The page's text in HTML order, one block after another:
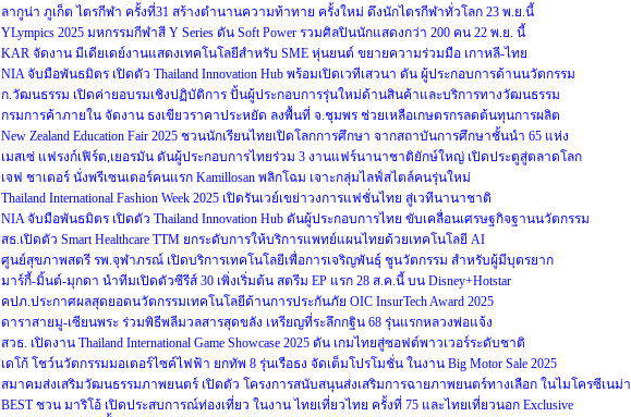
ลากูน่า ภูเก็ต ไตรกีฬา ครั้งที่31 สร้างตำนานความท้าทาย ครั้งใหม่ ดึงนักไตรกีฬาทั่วโลก 23 พ.ย.นี้
YLympics 2025 มหกรรมกีฬาสี Y Series ดัน Soft Power รวมศิลปินนักแสดงกว่า 200 คน 22 พ.ย. นี้
KAR จัดงาน มีเดียเดย์งานแสดงเทคโนโลยีสำหรับ SME หุ่นยนต์ ขยายความร่วมมือ เกาหลี-ไทย
NIA จับมือพันธมิตร เปิดตัว Thailand Innovation Hub พร้อมเปิดเวทีเสวนา ดัน ผู้ประกอบการด้านนวัตกรรม
ก.วัฒนธรรม เปิดค่ายอบรมเชิงปฏิบัติการ ปั้นผู้ประกอบการรุ่นใหม่ด้านสินค้าและบริการทางวัฒนธรรม
กรมการค้าภายใน จัดงาน ธงเขียวราคาประหยัด ลงพื้นที่ จ.ชุมพร ช่วยเหลือเกษตรกรลดต้นทุนการผลิต
New Zealand Education Fair 2025 ชวนนักเรียนไทยเปิดโลกการศึกษา จากสถาบันการศึกษาชั้นนำ 65 แห่ง
เมสเซ่ แฟรงก์เฟิร์ต,เยอรมัน ดันผู้ประกอบการไทยร่วม 3 งานแฟร์นานาชาติยักษ์ใหญ่ เปิดประตูสู่ตลาดโลก
เจฟ ชาเตอร์ นั่งพรีเซนเตอร์คนแรก Kamillosan พลิกโฉม เจาะกลุ่มไลฟ์สไตล์คนรุ่นใหม่
Thailand International Fashion Week 2025 เปิดรันเวย์เขย่าวงการแฟชั่นไทย สู่เวทีนานาชาติ
NIA จับมือพันธมิตร เปิดตัว Thailand Innovation Hub ดันผู้ประกอบการไทย ขับเคลื่อนเศรษฐกิจฐานนวัตกรรม
สธ.เปิดตัว Smart Healthcare TTM ยกระดับการให้บริการแพทย์แผนไทยด้วยเทคโนโลยี AI
ศูนย์สุขภาพสตรี รพ.จุฬาภรณ์ เปิดบริการเทคโนโลยีเพื่อการเจริญพันธุ์ ชูนวัตกรรม สำหรับผู้มีบุตรยาก
มาร์กี้-มิ้นต์-มุกดา นำทีมเปิดตัวซีรีส์ 30 เพิ่งเริ่มต้น สตรีม EP แรก 28 ส.ค.นี้ บน Disney+Hotstar
คปภ.ประกาศผลสุดยอดนวัตกรรมเทคโนโลยีด้านการประกันภัย OIC InsurTech Award 2025
ดาราสายมู-เซียนพระ ร่วมพิธีพลีมวลสารสุดขลัง เหรียญที่ระลึกกฐิน 68 รุ่นแรกหลวงพ่อแจ้ง
สวธ. เปิดงาน Thailand International Game Showcase 2025 ดัน เกมไทยสู่ซอฟต์พาวเวอร์ระดับชาติ
เดโก้ โชว์นวัตกรรมมอเตอร์ไซค์ไฟฟ้า ยกทัพ 8 รุ่นเรือธง จัดเต็มโปรโมชั่น ในงาน Big Motor Sale 2025
สมาคมส่งเสริมวัฒนธรรมภาพยนตร์ เปิดตัว โครงการสนับสนุนส่งเสริมการฉายภาพยนตร์ทางเลือก ในไมโครซีเนม่า
BEST ชวน มาริโอ้ เปิดประสบการณ์ท่องเที่ยว ในงาน ไทยเที่ยวไทย ครั้งที่ 75 และไทยเที่ยวนอก Exclusive